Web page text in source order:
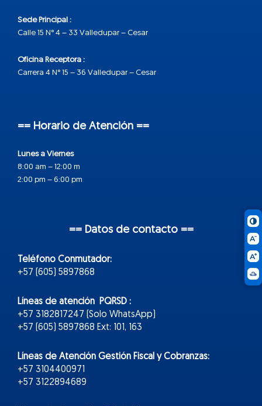
Sede Principal :
Calle 15 N° 4 – 33 Valledupar – Cesar
Oficina Receptora :
Carrera 4 N° 15 – 36 Valledupar – Cesar
== Horario de Atención ==
Lunes a Viernes
8:00 am – 12:00 m
2:00 pm – 6:00 pm
== Datos de contacto ==
Teléfono Conmutador:
+57 (605) 5897868
Líneas de atención PQRSD :
+57 3182817247 (Solo WhatsApp)
+57 (605) 5897868 Ext: 101, 163
Líneas de Atención Gestión Fiscal y Cobranzas:
+57 3104400971
+57 3122894689